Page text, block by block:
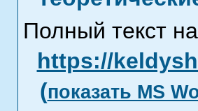
Полный текст
https://
(показать MS